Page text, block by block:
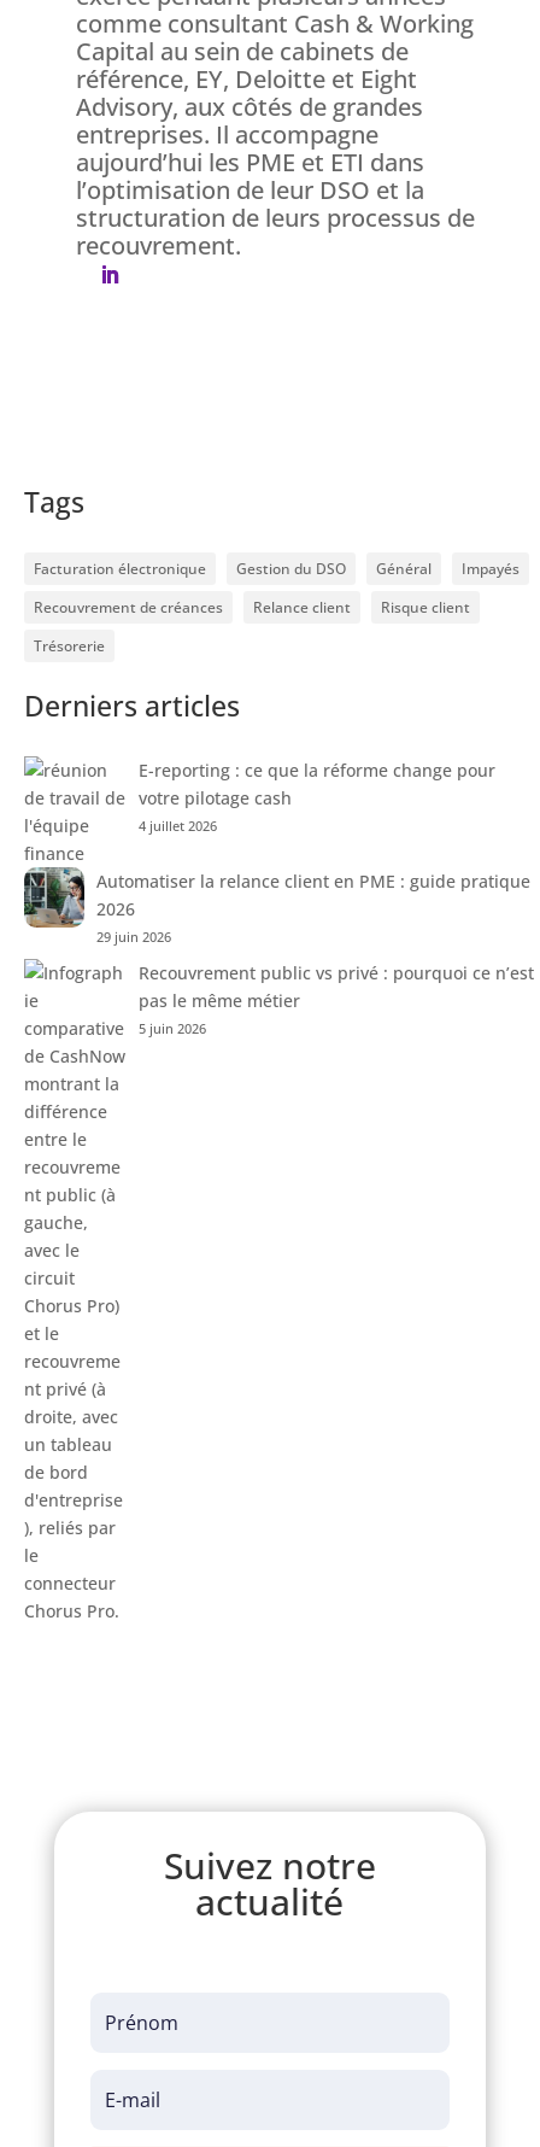
comme consultant Cash & Working
Capital au sein de cabinets de
référence, EY, Deloitte et Eight
Advisory, aux côtés de grandes
entreprises. Il accompagne
aujourd’hui les PME et ETI dans
l’optimisation de leur DSO et la
structuration de leurs processus de
recouvrement.
Tags
Facturation électronique Gestion du DSO Général
Impayés
Recouvrement de créances
Relance client
Risque client
Trésorerie
Derniers articles
E-reporting : ce que la réforme change pour
votre pilotage cash
4 juillet 2026
Automatiser la relance client en PME : guide pratique
2026
29 juin 2026
Recouvrement public vs privé : pourquoi ce n’est
pas le même métier
5 juin 2026
Suivez notre
actualité